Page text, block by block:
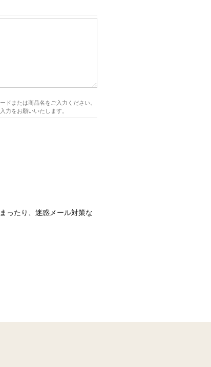
または商品名をご入力ください。
力をお願いいたします。
ったり、迷惑メール対策な